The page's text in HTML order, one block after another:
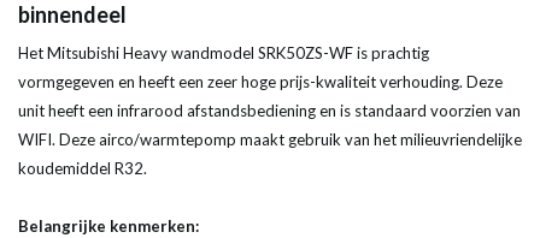
binnendeel
Het Mitsubishi Heavy wandmodel SRK50ZS-WF is prachtig
vormgegeven en heeft een zeer hoge prijs-kwaliteit verhouding. Deze
unit heeft een infrarood afstandsbediening en is standaard voorzien van
WIFI. Deze airco/warmtepomp maakt gebruik van het milieuvriendelijke
koudemiddel R32.
Belangrijke kenmerken: